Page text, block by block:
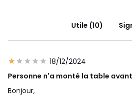
Utile (10)
18/12/2024
Personne n'a monté la table
Bonjour,